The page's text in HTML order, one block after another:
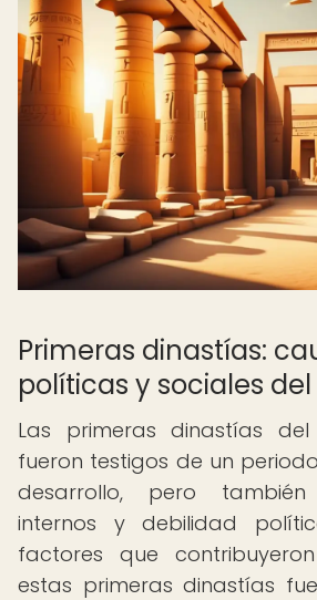
Primeras dinastías:
políticas y sociales
Las primeras dinastías
fueron testigos de un
desarrollo, pero
internos y debilidad
factores que
estas primeras dinastías